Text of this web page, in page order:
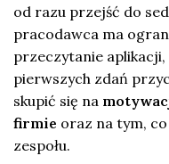
od razu przejść do
pracodawca ma
przeczytanie
pierwszych zdań
skupić się na
firmie oraz na tym,
zespołu.